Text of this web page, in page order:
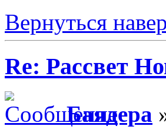
Вернуться
Re: Рассвет
Баядера